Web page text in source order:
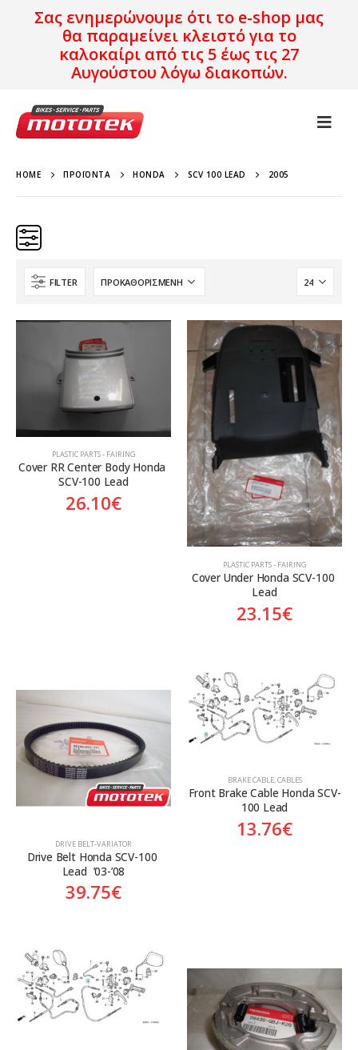
Σας ενημερώνουμε ότι το e-shop μας
θα παραμείνει κλειστό για το
καλοκαίρι από τις 5 έως τις 27
Αυγούστου λόγω διακοπών.
HOME ΠΡΟΪΌΝΤΑ HONDA SCV 100 LEAD 2005
Κατηγορίες
Προϊόν Προέλευση
Aftermarket Genuine
Γνήσιο
Γνήσιο
FILTER
PLASTIC PARTS - FAIRING
Cover RR Center Body Honda
SCV-100 Lead
26.10€
PLASTIC PARTS - FAIRING
Cover Under Honda SCV-100
Lead
23.15€
DRIVE BELT-VARIATOR
Drive Belt Honda SCV-100
Lead  ’03-’08
39.75€
BRAKE CABLE,CABLES
Front Brake Cable Honda SCV-
100 Lead
13.76€